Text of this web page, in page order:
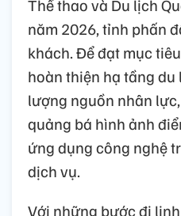
Thể thao và Du lịch
năm 2026, tỉnh phấn
khách. Để đạt mục
hoàn thiện hạ tầng
lượng nguồn nhân
quảng bá hình ảnh
ứng dụng công nghệ
dịch vụ.
Với những bước đi